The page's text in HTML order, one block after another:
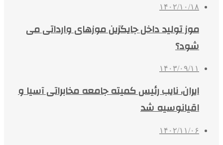
۱۴۰۲/۱۰/۱۸
موز تولید داخل جایگزین موزهای وارداتی می
شود؟
۱۴۰۳/۰۹/۱۱
ایران، نایب رئیس کمیته جامعه مخابراتی آسیا و
اقیانوسیه شد
۱۴۰۲/۱۱/۰۶